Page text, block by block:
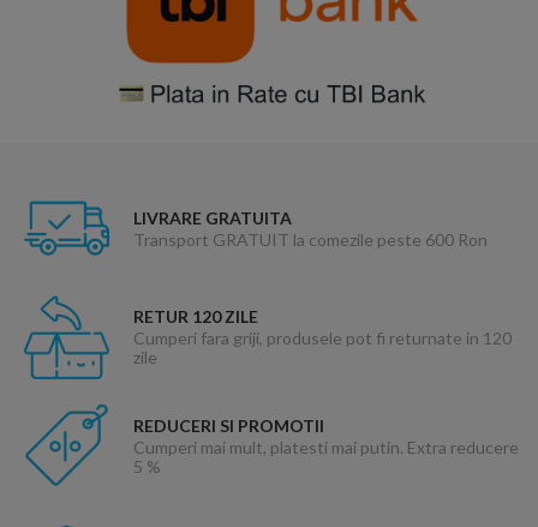
LIVRARE GRATUITA
Transport GRATUIT la comezile peste 600 Ron
RETUR 120 ZILE
Cumperi fara griji, produsele pot fi returnate in 120
zile
REDUCERI SI PROMOTII
Cumperi mai mult, platesti mai putin. Extra reducere
5 %